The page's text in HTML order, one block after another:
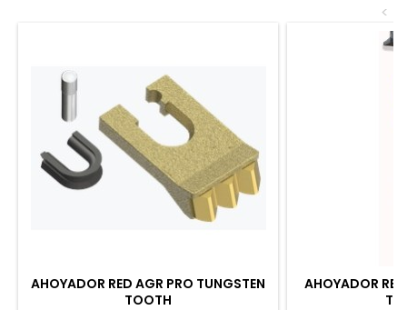
<
AHOYADOR RED AGR PRO TUNGSTEN
TOOTH
AHOYADOR
T),